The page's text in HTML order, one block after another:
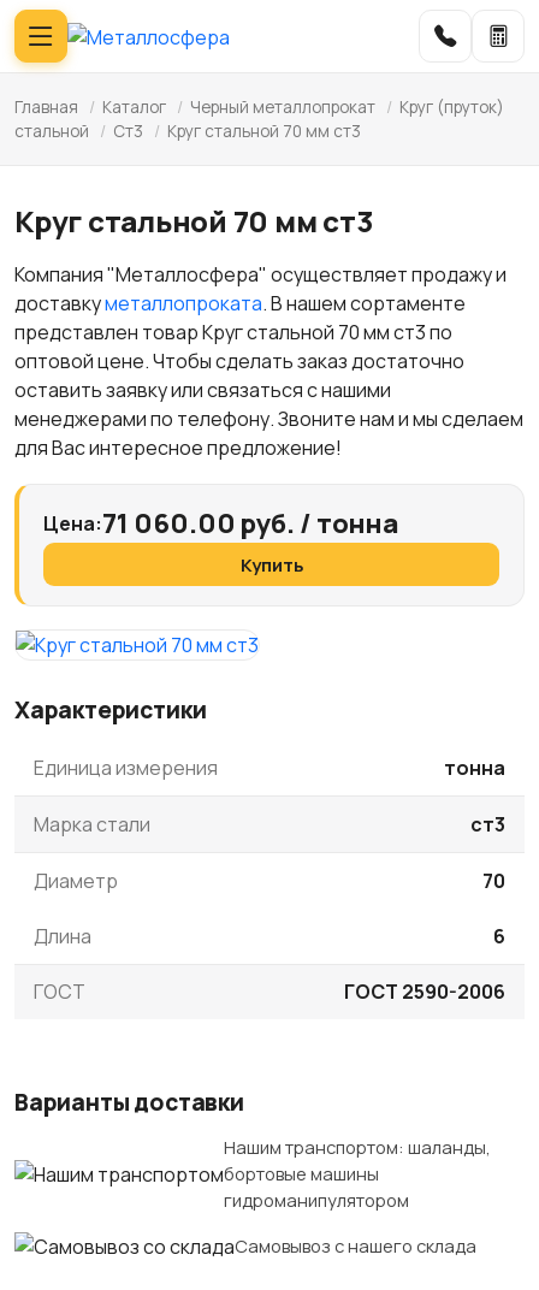
Главная / Каталог / Черный металлопрокат / Круг (пруток)
стальной
/ Ст3 / Круг стальной 70 мм ст3
Круг стальной 70 мм ст3
Компания "Металлосфера" осуществляет продажу и
доставкуметаллопроката. В нашем сортаменте
представлен товар Круг стальной 70 мм ст3 по
оптовой цене. Чтобы сделать заказ достаточно
оставить заявку или связаться с нашими
менеджерами по телефону. Звоните нам и мы сделаем
для Вас интересное предложение!
Цена:71 060.00 руб. / тонна
Купить
Характеристики
Единица измерения тонна
Марка стали ст3
Диаметр 70
Длина 6
ГОСТ ГОСТ 2590-2006
Варианты доставки
Нашим транспортом: шаланды,
бортовые машины
гидроманипулятором
Самовывоз с нашего склада